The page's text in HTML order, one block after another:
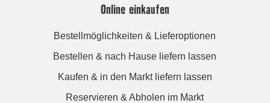
Online einkaufen
Bestellmöglichkeiten & Lieferoptionen
Bestellen & nach Hause liefern lassen
Kaufen & in den Markt liefern lassen
Reservieren & Abholen im Markt